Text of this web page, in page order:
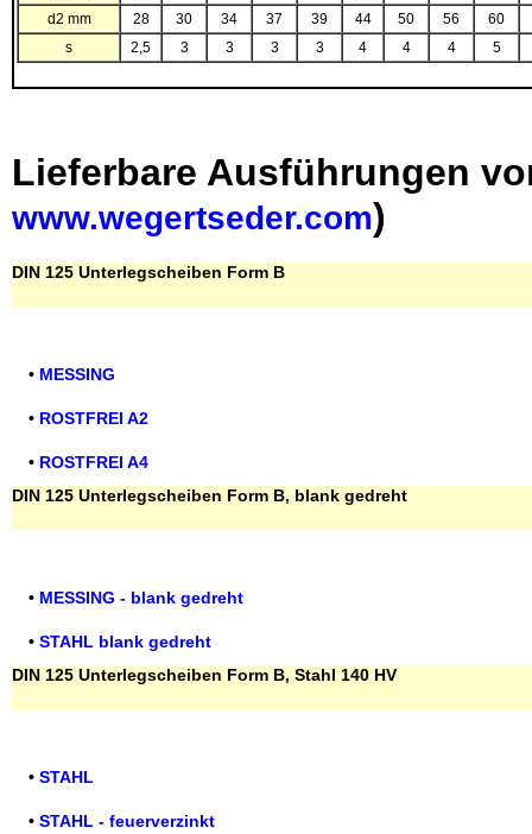
d2 mm
28 30 34 37 39 44 50 56 60
s
2,5 3 3 3 3 4 4 4 5
Lieferbare Ausführungen
www.wegertseder.com)
DIN 125 Unterlegscheiben Form B
• MESSING
• ROSTFREI A2
• ROSTFREI A4
DIN 125 Unterlegscheiben Form B, blank gedreht
• MESSING - blank gedreht
• STAHL blank gedreht
DIN 125 Unterlegscheiben Form B, Stahl 140 HV
• STAHL
• STAHL - feuerverzinkt